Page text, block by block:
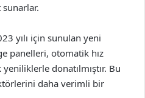
yılı için sunulan yeni
panelleri, otomatik hız
donatılmıştır. Bu
daha verimli bir